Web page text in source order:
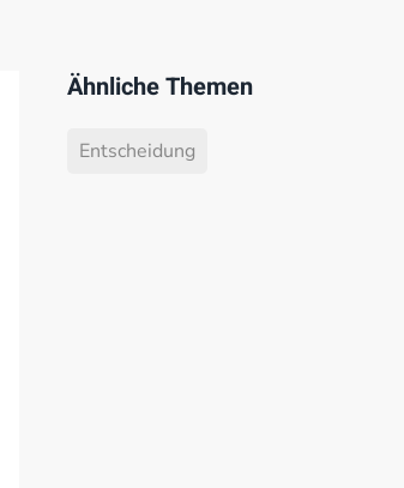
Ähnliche Themen
Entscheidung